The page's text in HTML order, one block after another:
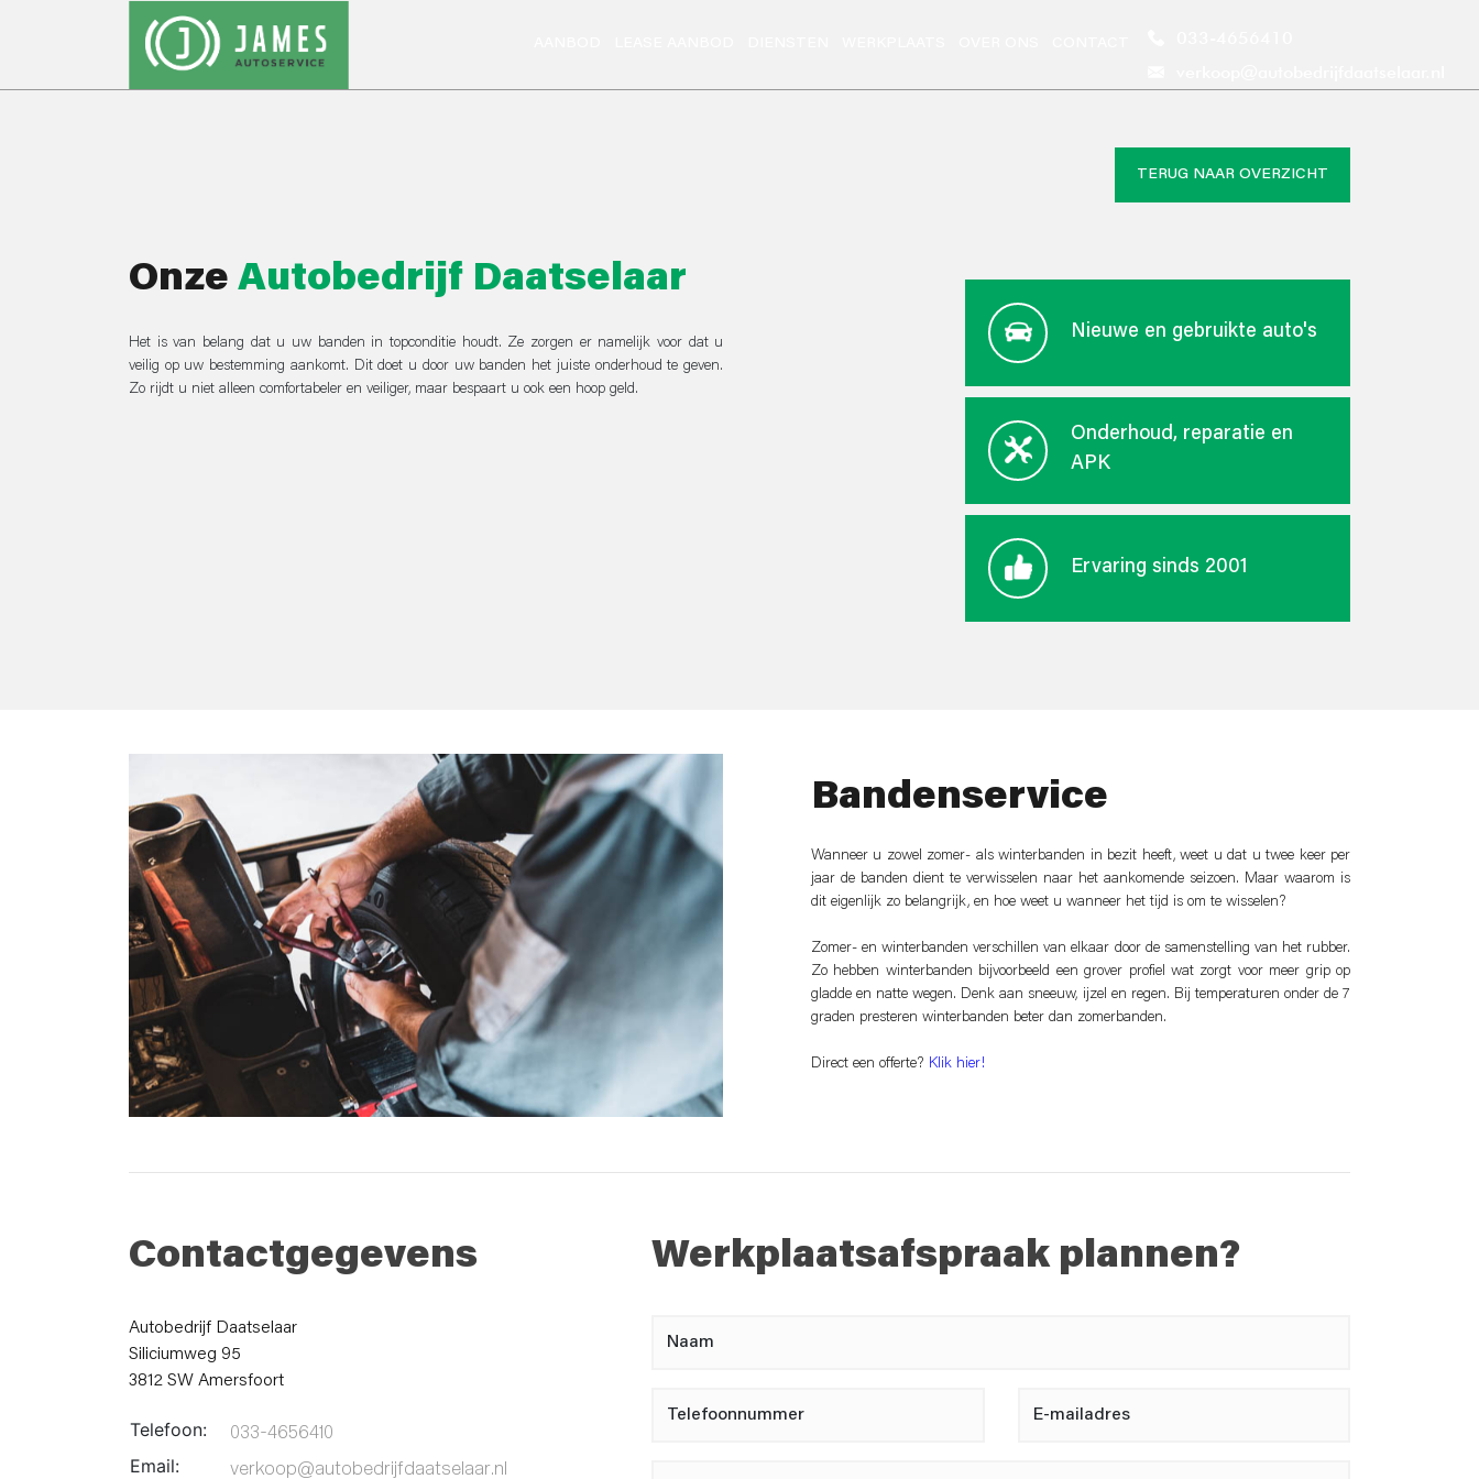
TERUG NAAR OVERZICHT
Onze Autobedrijf Daatselaar
Het is van belang dat u uw banden in topconditie houdt. Ze zorgen er namelijk voor dat u
veilig op uw bestemming aankomt. Dit doet u door uw banden het juiste onderhoud te geven.
Zo rijdt u niet alleen comfortabeler en veiliger, maar bespaart u ook een hoop geld.
Nieuwe en gebruikte auto's
Onderhoud, reparatie en
APK
Ervaring sinds 2001
Bandenservice
Wanneer u zowel zomer- als winterbanden in bezit heeft, weet u dat u twee keer per
jaar de banden dient te verwisselen naar het aankomende seizoen. Maar waarom is
dit eigenlijk zo belangrijk, en hoe weet u wanneer het tijd is om te wisselen?
Zomer- en winterbanden verschillen van elkaar door de samenstelling van het rubber.
Zo hebben winterbanden bijvoorbeeld een grover profiel wat zorgt voor meer grip op
gladde en natte wegen. Denk aan sneeuw, ijzel en regen. Bij temperaturen onder de 7
graden presteren winterbanden beter dan zomerbanden.
Direct een offerte? Klik hier!
Contactgegevens
Autobedrijf Daatselaar
Siliciumweg 95
3812 SW Amersfoort
Telefoon: 033-4656410
Email: verkoop@autobedrijfdaatselaar.nl
Werkplaatsafspraak plannen?